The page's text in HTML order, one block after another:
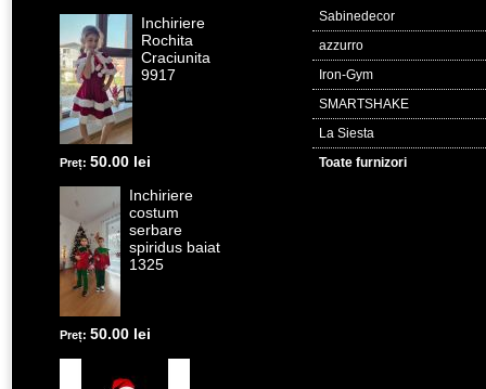
Inchiriere
Rochita
Craciunita
9917
Preț: 50.00 lei
Inchiriere
costum
serbare
spiridus baiat
1325
Preț: 50.00 lei
Sabinedecor
azzurro
Iron-Gym
SMARTSHAKE
La Siesta
Toate furnizori